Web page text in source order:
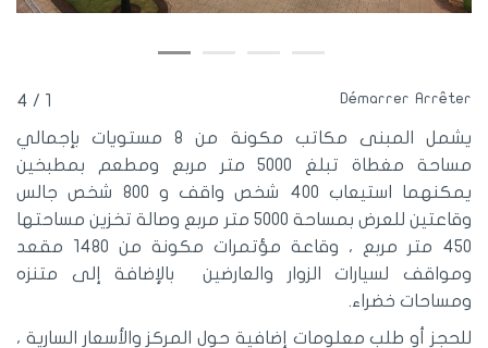
1 / 4 Démarrer Arrêter
يشمل المبنى مكاتب مكونة من 8 مستويات بإجمالي
مساحة مغطاة تبلغ 5000 متر مربع ومطعم بمطبخين
يمكنهما استيعاب 400 شخص واقف و 800 شخص جالس
وقاعتين للعرض بمساحة 5000 متر مربع وصالة تخزين مساحتها
450 متر مربع ، وقاعة مؤتمرات مكونة من 1480 مقعد
ومواقف لسيارات الزوار والعارضين بالإضافة إلى متنزه
ومساحات خضراء.
للحجز أو طلب معلومات إضافية حول المركز والأسعار السارية ،